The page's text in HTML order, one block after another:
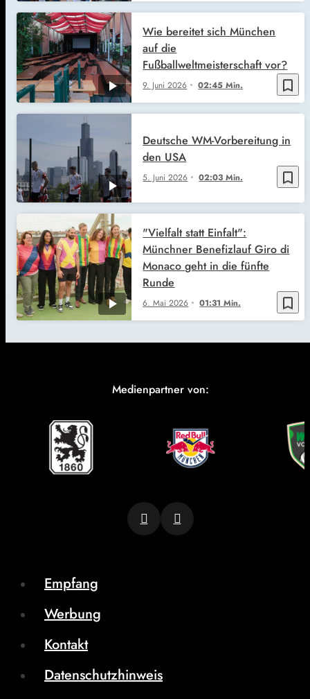
bookmark_border
9. Juni 2026 02:45 Min.
Wie bereitet sich München
auf die
Fußballweltmeisterschaft vor?
bookmark_border
5. Juni 2026 02:03 Min.
Deutsche WM-Vorbereitung in
den USA
bookmark_border
6. Mai 2026 01:31 Min.
"Vielfalt statt Einfalt":
Münchner Benefizlauf Giro di
Monaco geht in die fünfte
Runde
Medienpartner von:
Empfang
Werbung
Kontakt
Datenschutzhinweis